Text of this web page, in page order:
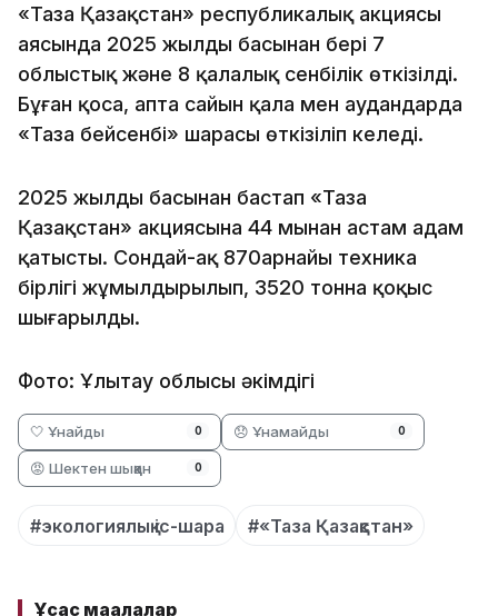
«Таза Қазақстан» республикалық акциясы
аясында 2025 жылдың басынан бері 7
облыстық және 8 қалалық сенбілік өткізілді.
Бұған қоса, апта сайын қала мен аудандарда
«Таза бейсенбі» шарасы өткізіліп келеді.
2025 жылдың басынан бастап «Таза
Қазақстан» акциясына 44 мыңнан астам адам
қатысты. Сондай-ақ 870арнайы техника
бірлігі жұмылдырылып, 3520 тонна қоқыс
шығарылды.
Фото: Ұлытау облысы әкімдігі
🤍 Ұнайды 0 😞 Ұнамайды 0
😡 Шектен шыққан 0
#экологиялық іс-шара #«Таза Қазақстан»
Ұқсас мақалалар